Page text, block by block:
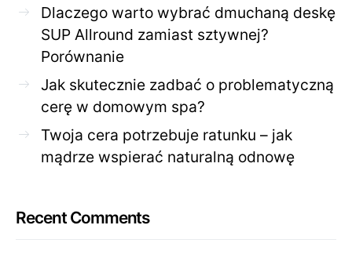
Dlaczego warto wybrać dmuchaną deskę
SUP Allround zamiast sztywnej?
Porównanie
Jak skutecznie zadbać o problematyczną
cerę w domowym spa?
Twoja cera potrzebuje ratunku – jak
mądrze wspierać naturalną odnowę
Recent Comments